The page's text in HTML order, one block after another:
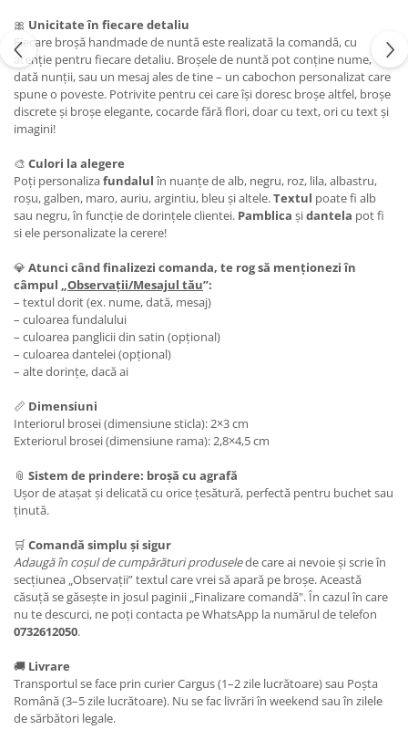
🎀 Unicitate în fiecare detaliu
Fiecare broșă handmade de nuntă este realizată la comandă, cu
atenție pentru fiecare detaliu. Broșele de nuntă pot conține nume,
dată nunții, sau un mesaj ales de tine – un cabochon personalizat care
spune o poveste. Potrivite pentru cei care își doresc broșe altfel, broșe
discrete și broșe elegante, cocarde fără flori, doar cu text, ori cu text și
imagini!
🎨 Culori la alegere
Poți personalizafundalulîn nuanțe de alb, negru, roz, lila, albastru,
roșu, galben, maro, auriu, argintiu, bleu și altele.Textul poate fi alb
sau negru, în funcție de dorințele clientei. Pamblica șidantela pot fi
si ele personalizate la cerere!
💎 Atunci când finalizezi comanda, te rog să menționezi în
câmpul „Observații/Mesajul tău”:
– textul dorit (ex. nume, dată, mesaj)
– culoarea fundalului
– culoarea panglicii din satin (opțional)
– culoarea dantelei (opțional)
– alte dorințe, dacă ai
📏 Dimensiuni
Interiorul brosei (dimensiune sticla): 2×3 cm
Exteriorul brosei (dimensiune rama): 2,8×4,5 cm
📎 Sistem de prindere: broșă cu agrafă
Ușor de atașat și delicată cu orice țesătură, perfectă pentru buchet sau
ținută.
🛒 Comandă simplu și sigur
Adaugă în coșul de cumpărături produselede care ai nevoie și scrie în
secțiunea „Observații” textul care vrei să apară pe broșe. Această
căsuță se găsește in josul paginii „Finalizare comandă". În cazul în care
nu te descurci, ne poți contacta pe WhatsApp la numărul de telefon
0732612050.
🚚 Livrare
Transportul se face prin curier Cargus (1–2 zile lucrătoare) sau Poșta
Română (3–5 zile lucrătoare). Nu se fac livrări în weekend sau în zilele
de sărbători legale.